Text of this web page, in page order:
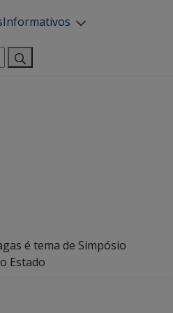
Informativos
é tema de Simpósio
Estado